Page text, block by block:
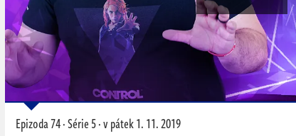
Epizoda 74 · Série 5 ·v pátek1. 11. 2019